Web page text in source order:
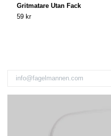
Gritmatare Utan Fack
59 kr